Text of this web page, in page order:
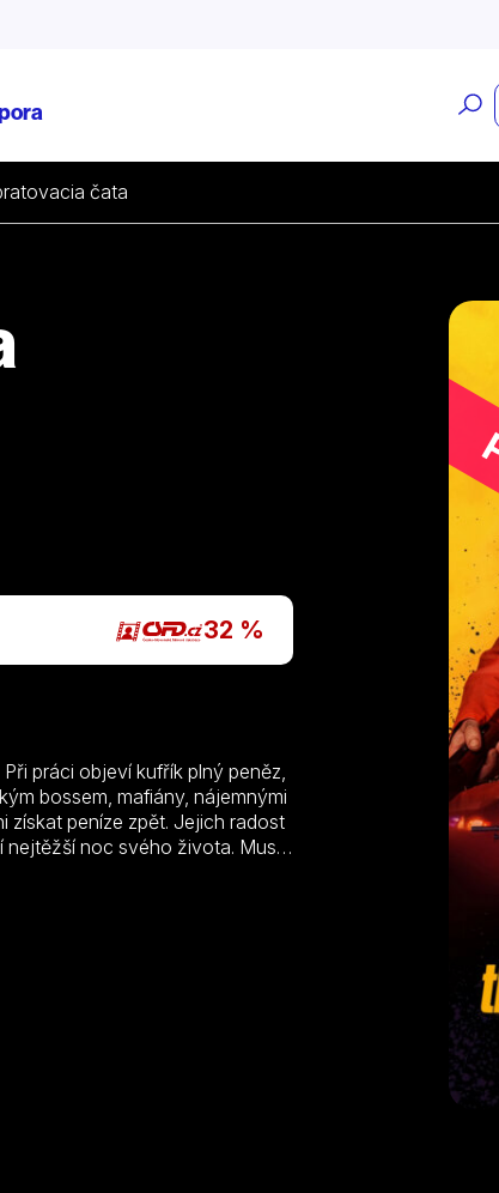
čata
32 %
práci objeví kufřík plný peněz,
bossem, mafiány, nájemnými
získat peníze zpět. Jejich radost
nejtěžší noc svého života. Musí
před pronásledovateli.